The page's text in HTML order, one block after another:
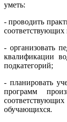
уметь:
- проводить
соответствующих
- организовать
квалификации
подкатегорий;
- планировать
программ
обучающихся.